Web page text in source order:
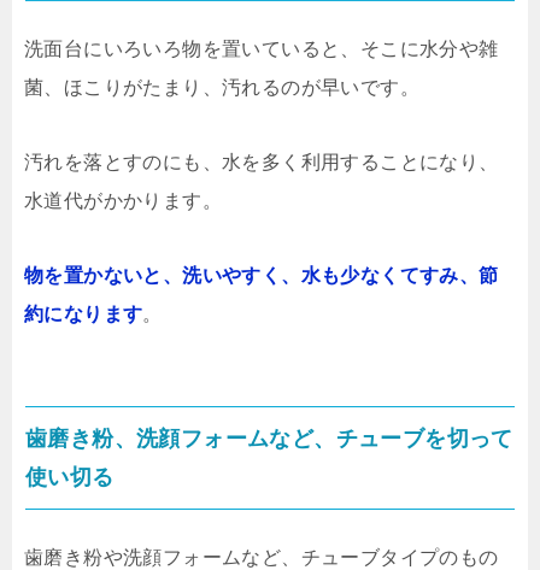
洗面台にいろいろ物を置いていると、そこに水分や雑
菌、ほこりがたまり、汚れるのが早いです。
汚れを落とすのにも、水を多く利用することになり、
水道代がかかります。
物を置かないと、洗いやすく、水も少なくてすみ、節
約になります。
歯磨き粉、洗顔フォームなど、チューブを切って
使い切る
歯磨き粉や洗顔フォームなど、チューブタイプのもの